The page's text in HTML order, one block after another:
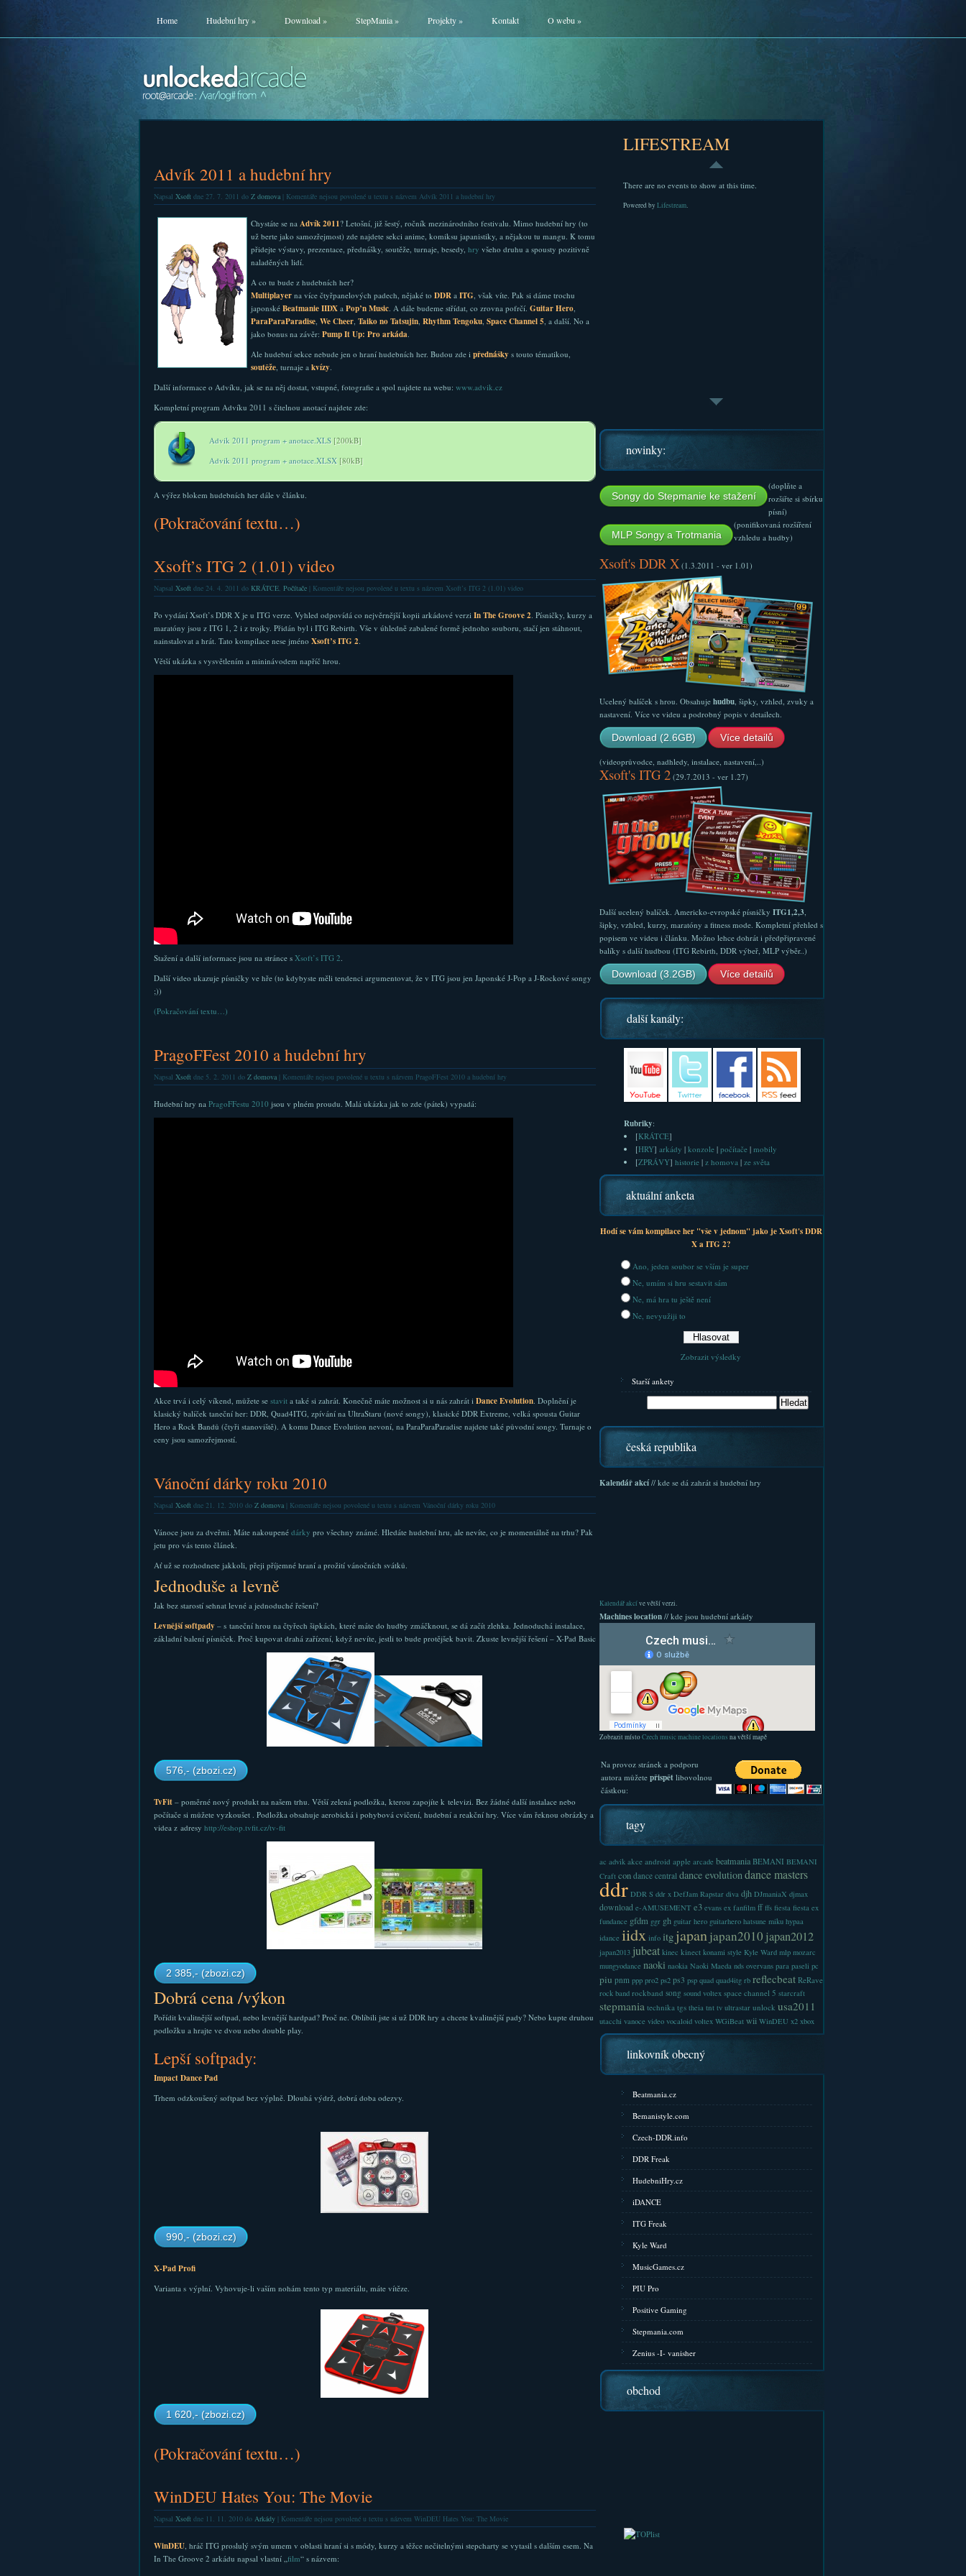
Home Hudební hry» Download» StepMania» Projekty» Kontakt O webu »
Advík 2011 a hudební hry
Napsal Xsoftdne 27. 7. 2011 do Z domova| Komentáře nejsou povolenéu textu s názvem Advík 2011 a hudební hry
Chystáte se na Advík 2011? Letošní, již šestý, ročník mezinárodního festivalu. Mimo hudební hry (to
už berte jako samozřejmost) zde najdete sekci anime, komiksu japanistiky, a nějakou tu mangu. K tomu
přidejte výstavy, prezentace, přednášky, soutěže, turnaje, besedy, hry všeho druhu a spousty pozitivně
naladěných lidí.
A co tu bude z hudebních her?
Multiplayerna více čtyřpanelových padech, nějaké to DDRa ITG, však víte. Pak si dáme trochu
japonskéBeatmanie IIDXa Pop’n Music. A dále budeme střídat, co zrovna pofrčí. Guitar Hero,
ParaParaParadise, We Cheer, Taiko no Tatsujin, Rhythm Tengoku, Space Channel 5, a další. No a
jako bonus na závěr: Pump It Up: Pro arkáda.
Ale hudební sekce nebude jen o hraní hudebních her. Budou zde i přednášky s touto tématikou,
soutěže, turnaje a kvízy.
Další informace o Advíku, jak se na něj dostat, vstupné, fotografie a spol najdete na webu: www.advik.cz
Kompletní program Advíku 2011 s čitelnou anotací najdete zde:
Advik 2011 program + anotace.XLS[200kB]
Advik 2011 program + anotace.XLSX[80kB]
A výřez blokem hudebních her dále v článku.
(Pokračování textu…)
Xsoft’s ITG 2 (1.01) video
Napsal Xsoftdne 24. 4. 2011 do KRÁTCE, Počítače| Komentáře nejsou povolenéu textu s názvem Xsoft’s ITG 2 (1.01) video
Po vydání Xsoft’s DDR X je u ITG verze. Vyhled odpovídá co nejvěrnější kopii arkádové verzi In The Groove 2. Písničky, kurzy a
maratóny jsou z ITG 1, 2 i z trojky. Přidán byl i ITG Rebirth. Vše v úhledně zabalené formě jednoho souboru, stačí jen stáhnout,
nainstalovat a hrát. Tato kompilace nese jméno Xsoft’s ITG 2.
Větší ukázka s vysvětlením a mininávodem napříč hrou.
Stažení a další informace jsou na stránce s Xsoft’s ITG 2.
Další video ukazuje písničky ve hře (to kdybyste měli tendenci argumentovat, že v ITG jsou jen Japonské J-Pop a J-Rockové songy
;))
(Pokračování textu…)
PragoFFest 2010 a hudební hry
Napsal Xsoftdne 5. 2. 2011 do Z domova| Komentáře nejsou povolenéu textu s názvem PragoFFest 2010 a hudební hry
Hudební hry na PragoFFestu 2010 jsou v plném proudu. Malá ukázka jak to zde (pátek) vypadá:
Akce trvá i celý víkend, můžete se stavita také si zahrát. Konečně máte možnost si u nás zahrát i Dance Evolution. Doplnění je
klasický balíček taneční her: DDR, Quad4ITG, zpívání na UltraStaru (nové songy), klasické DDR Extreme, velká spousta Guitar
Hero a Rock Bandů (čtyři stanoviště). A komu Dance Evolution nevoní, na ParaParaParadise najdete také původní songy. Turnaje o
ceny jsou samozřejmostí.
Vánoční dárky roku 2010
Napsal Xsoftdne 21. 12. 2010 do Z domova| Komentáře nejsou povolenéu textu s názvem Vánoční dárky roku 2010
Vánoce jsou za dveřmi. Máte nakoupené dárky pro všechny známé. Hledáte hudební hru, ale nevíte, co je momentálně na trhu? Pak
jetu pro vás tento článek.
Ať už se rozhodnete jakkoli, přeji příjemné hraní a prožití vánočních svátků.
Jednoduše a levně
Jak bez starostí sehnat levné a jednoduché řešení?
Levnější softpady – s taneční hrou na čtyřech šipkách, které máte do hudby zmáčknout, se dá začít zlehka. Jednoduchá instalace,
základní balení písniček. Proč kupovat drahá zařízení, když nevíte, jestli to bude protějšek bavit. Zkuste levnější řešení – X-Pad Basic
576,- (zbozi.cz)
TvFit– poměrné nový produkt na našem trhu. Větší zelená podložka, kterou zapojíte k televizi. Bez žádné další instalace nebo
počítače si můžete vyzkoušet . Podložka obsahuje aerobická i pohybová cvičení, hudební a reakční hry. Více vám řeknou obrázky a
videa z adresy http://eshop.tvfit.cz/tv-fit
2 385,- (zbozi.cz)
Dobrá cena /výkon
Pořídit kvalitnější softpad, nebo levnější hardpad? Proč ne. Oblíbili jste si už DDR hry a chcete kvalitnější pady? Nebo kupte druhou
podložku a hrajte ve dvou nebo double play.
Lepší softpady:
Impact Dance Pad
Trhem odzkoušený softpad bez výplně. Dlouhá výdrž, dobrá doba odezvy.
990,- (zbozi.cz)
X-Pad Profi
Varianta s výplní. Vyhovuje-li vaším nohám tento typ materiálu, máte vítěze.
1 620,- (zbozi.cz)
(Pokračování textu…)
WinDEU Hates You: The Movie
Napsal Xsoftdne 11. 11. 2010 do Arkády| Komentáře nejsou povolenéu textu s názvem WinDEU Hates You: The Movie
WinDEU, hráč ITG proslulý svým umem v oblasti hraní si s módy, kurzy a těžce nečitelnými stepcharty se vytasil s dalším esem. Na
In The Groove 2 arkádu napsal vlastní „film“ s názvem:
LIFESTREAM
There are no events to show at this time.
Powered by Lifestream.
novinky:
Songy do Stepmanie ke stažení
(doplňte a
rozšiřte si sbírku
písní)
MLP Songy a Trotmania
(ponifikovaná rozšíření
vzhledu a hudby)
Xsoft's DDR X(1.3.2011 - ver 1.01)
Ucelený balíček s hrou. Obsahuje hudbu, šipky, vzhled, zvuky a
nastavení. Více ve videu a podrobný popis v detailech.
Download (2.6GB) Více detailů
(videoprůvodce, nadhledy, instalace, nastavení,..)
Xsoft's ITG 2(29.7.2013 - ver 1.27)
Další ucelený balíček. Americko-evropské písničky ITG1,2,3,
šipky, vzhled, kurzy, maratóny a fitness mode. Kompletní přehled s
popisem ve videu i článku. Možno lehce dohrát i předpřipravené
balíky s další hudbou (ITG Rebirth, DDR výbeř, MLP výběr..)
Download (3.2GB) Více detailů
další kanály:
Rubriky:
[KRÁTCE]
[HRY] arkády | konzole| počítače| mobily
[ZPRÁVY] historie| z homova| ze světa
aktuální anketa
Hodí se vám kompilace her "vše v jednom" jako je Xsoft's DDR
X a ITG 2?
Ano, jeden soubor se vším je super
Ne, umím si hru sestavit sám
Ne, má hra tu ještě není
Ne, nevyužiji to
Zobrazit výsledky
Starší ankety
česká republika
Kalendář akcí// kde se dá zahrát si hudební hry
Kalendář akcíve větší verzi.
Machines location// kde jsou hudební arkády
Zobrazit místoCzech music machine locations na větší mapě
Na provoz stránek a podporu
autora můžete přispětlibovolnou
částkou:
tagy
ac advik akce android apple arcade beatmania BEMANI BEMANI
Craft con dance central dance evolutiondance masters
ddr DDR S ddr x DefJam Rapstar diva djh DJmaniaX djmax
download e-AMUSEMENT e3 evans ex fanfilm ff ffs fiesta fiesta ex
fundance gfdm ggr gh guitar hero guitarhero hatsune miku hypaa
idance iidx info itg japanjapan2010 japan2012
japan2013 jubeat kinec kinect konami style Kyle Ward mlp mozarc
mungyodance naoki naokia Naoki Maeda nds overvans para paseli pc
piu pnm ppp pro2 ps2 ps3 psp quad quad4itg rb reflecbeat ReRave
rock band rockband song sound voltex space channel 5 starcraft
stepmania technika tgs theia tnt tv ultrastar unlock usa2011
utacchi vanoce video vocaloid voltex WGiBeat wii WinDEU x2 xbox
linkovník obecný
Beatmania.cz
Bemanistyle.com
Czech-DDR.info
DDR Freak
HudebniHry.cz
iDANCE
ITG Freak
Kyle Ward
MusicGames.cz
PIU Pro
Positive Gaming
Stepmania.com
Zenius -I- vanisher
obchod